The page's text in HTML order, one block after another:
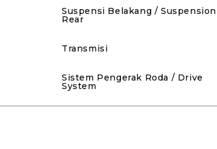
Suspensi Belakang / Suspension
Rear
Transmisi
Sistem Pengerak Roda / Drive
System